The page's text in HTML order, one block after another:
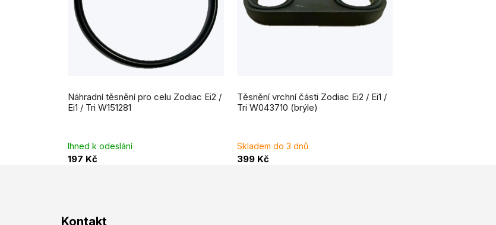
Náhradní těsnění pro celu Zodiac Ei2 /
Ei1 / Tri W151281
Ihned k odeslání
197 Kč
Těsnění vrchní části Zodiac Ei2 / Ei1 /
Tri W043710 (brýle)
Skladem do 3 dnů
399 Kč
Kontakt